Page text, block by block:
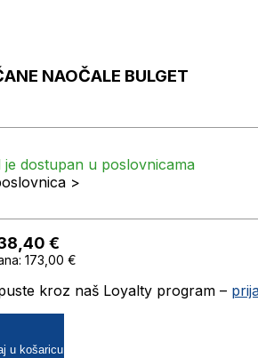
NAOČALE BULGET
dostupan u poslovnicama
>
€
173,00 €
kroz naš Loyalty program –
u košaricu